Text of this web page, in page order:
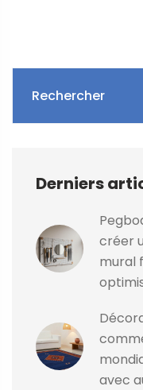
Rechercher
Derniers
créer
mural
avec